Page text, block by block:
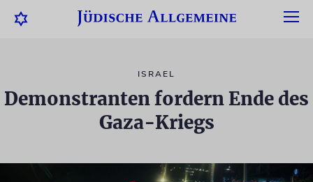
ISRAEL
Demonstranten fordern Ende des
Gaza-Kriegs